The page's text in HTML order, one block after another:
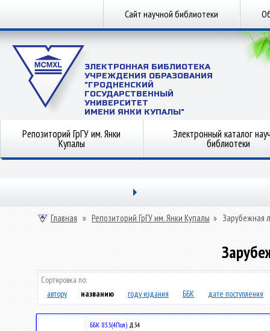
Сайт научной библиотеки
ЭЛЕКТРОННАЯ БИБЛИОТЕКА
УЧРЕЖДЕНИЯ ОБРАЗОВАНИЯ
"ГРОДНЕНСКИЙ
ГОСУДАРСТВЕННЫЙ
УНИВЕРСИТЕТ
ИМЕНИ ЯНКИ КУПАЛЫ"
Репозиторий ГрГУ им. Янки
Купалы
Электронный каталог
библиотеки
Главная » Репозиторий ГрГУ им. Янки Купалы » Зарубежная
Сортировка по:
автору
названию году издания ББК дате поступления
ББК 83.3(4Пол) Д34